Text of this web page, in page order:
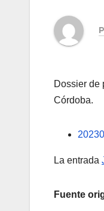
Dossier de
Córdoba.
La entrada
Fuente